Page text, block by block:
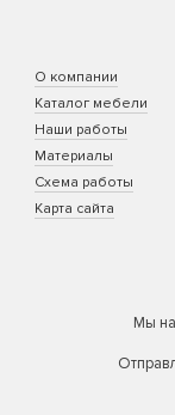
О компании
Каталог мебели
Наши работы
Материалы
Схема работы
Карта сайта
Мы